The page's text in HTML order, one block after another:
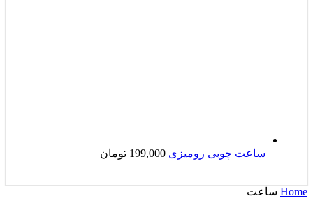
ساعت چوبی رومیزی 199,000 تومان
Home ساعت